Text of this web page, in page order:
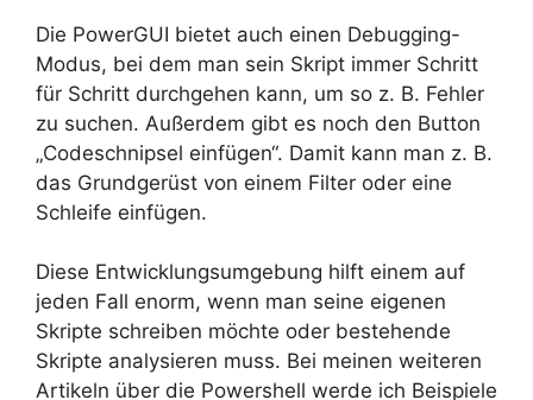
Die PowerGUI bietet auch einen Debugging-
Modus, bei dem man sein Skript immer Schritt
für Schritt durchgehen kann, um so z. B. Fehler
zu suchen. Außerdem gibt es noch den Button
„Codeschnipsel einfügen“. Damit kann man z. B.
das Grundgerüst von einem Filter oder eine
Schleife einfügen.
Diese Entwicklungsumgebung hilft einem auf
jeden Fall enorm, wenn man seine eigenen
Skripte schreiben möchte oder bestehende
Skripte analysieren muss. Bei meinen weiteren
Artikeln über die Powershell werde ich Beispiele